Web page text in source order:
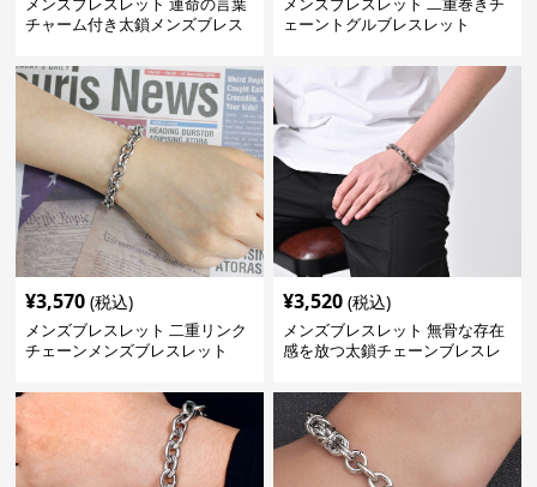
チャーム付き太鎖メンズブレス
ェーントグルブレスレット
¥3,570 (税込)
メンズブレスレット 二重リンク
チェーンメンズブレスレット
¥3,520 (税込)
メンズブレスレット 無骨な存在
感を放つ太鎖チェーンブレスレ